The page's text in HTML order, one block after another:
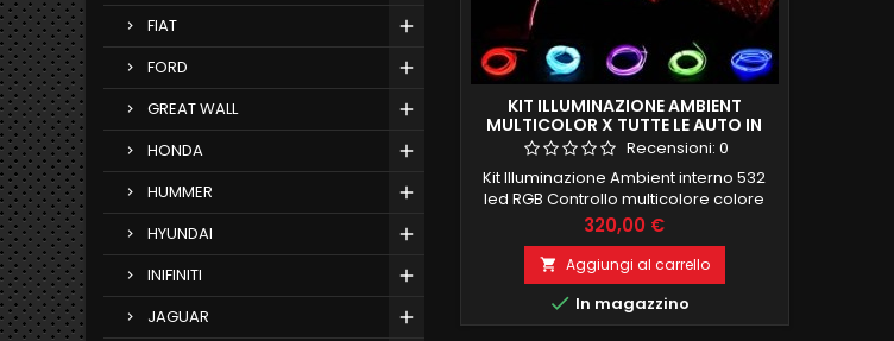
FIAT
FORD
GREAT WALL
HONDA
HUMMER
HYUNDAI
INIFINITI
JAGUAR
KIT ILLUMINAZIONE AMBIENT
MULTICOLOR X TUTTE LE AUTO IN
COMMERCIO
Recensioni: 0
Kit Illuminazione Ambient interno 532
led RGB Controllo multicolore colore
tramite app su smartphone LE Strisce
sono composte de 100 led interni per
una corretta ed uniforme illuminazione
e si possono anche tagliare a misura
Kit è composto da: 4 strisce porte 4
maniglie 4 portaoggetti porte 4
Prezzo
320,00 €
 Aggiungi al carrello
 In magazzino